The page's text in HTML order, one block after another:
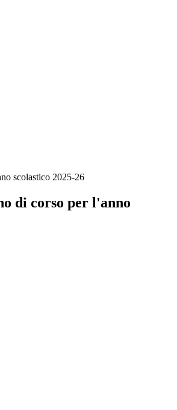
scolastico 2025-26
di corso per l'anno